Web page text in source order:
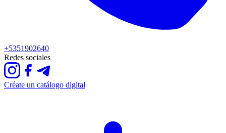
+5351902640
Redes sociales
Créate un catálogo digital